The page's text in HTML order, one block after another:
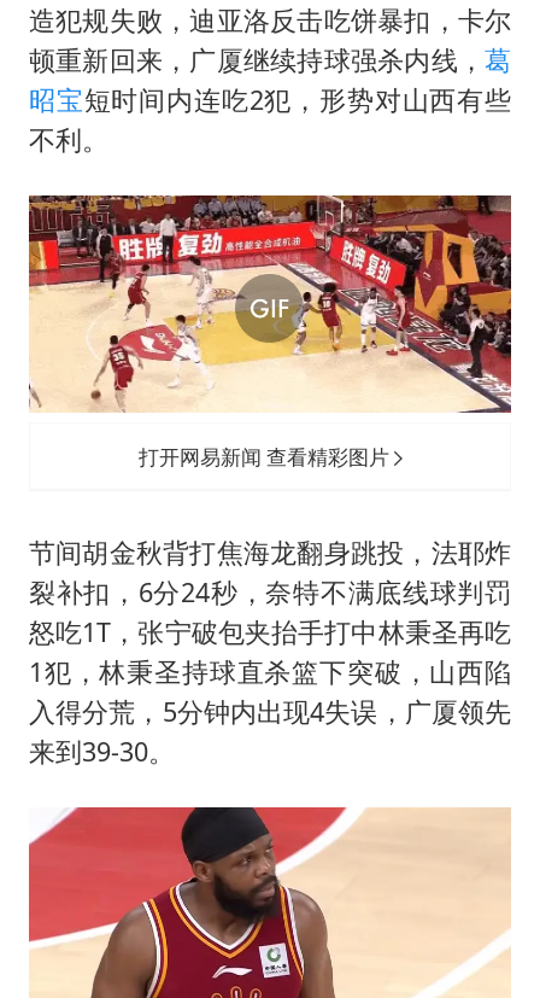
造犯规失败，迪亚洛反击吃饼暴扣，卡尔
顿重新回来，广厦继续持球强杀内线，葛
昭宝短时间内连吃2犯，形势对山西有些
不利。
打开网易新闻 查看精彩图片
节间胡金秋背打焦海龙翻身跳投，法耶炸
裂补扣，6分24秒，奈特不满底线球判罚
怒吃1T，张宁破包夹抬手打中林秉圣再吃
1犯，林秉圣持球直杀篮下突破，山西陷
入得分荒，5分钟内出现4失误，广厦领先
来到39-30。